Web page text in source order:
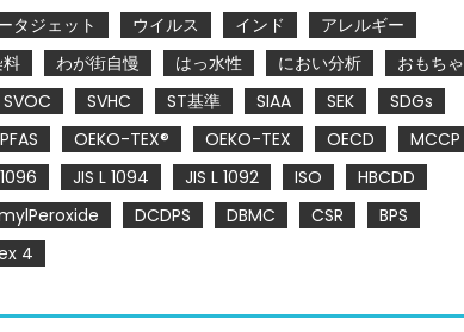
タジェット ウイルス インド
アレルギー
わが街自慢 はっ水性 におい分析
おもちゃ
SVOC SVHC ST基準 SIAA SEK
SDGs
PFAS OEKO-TEX® OEKO-TEX OECD
MCCP
JIS L 1094 JIS L 1092 ISO
HBCDD
DCDPS DBMC CSR
BPS
4